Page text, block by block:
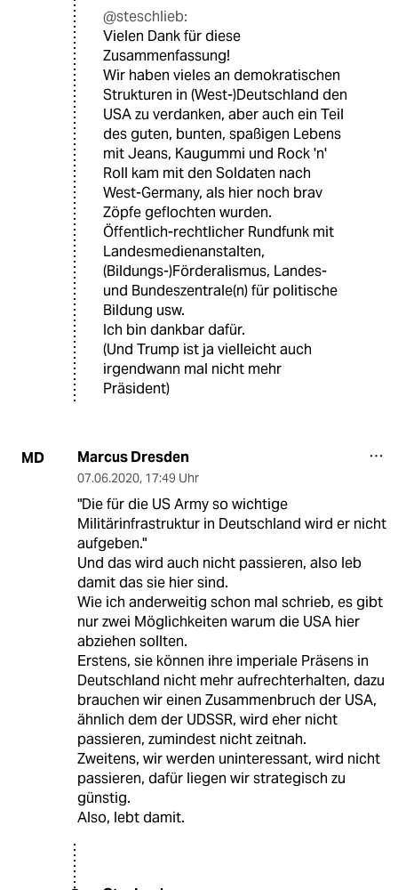
@steschlieb:
Vielen Dank für diese
Zusammenfassung!
Wir haben vieles an demokratischen
Strukturen in (West-)Deutschland den
USA zu verdanken, aber auch ein Teil
des guten, bunten, spaßigen Lebens
mit Jeans, Kaugummi und Rock 'n'
Roll kam mit den Soldaten nach
West-Germany, als hier noch brav
Zöpfe geflochten wurden.
Öffentlich-rechtlicher Rundfunk mit
Landesmedienanstalten,
(Bildungs-)Förderalismus, Landes-
und Bundeszentrale(n) für politische
Bildung usw.
Ich bin dankbar dafür.
(Und Trump ist ja vielleicht auch
irgendwann mal nicht mehr
Präsident)
MD Marcus Dresden
07.06.2020, 17:49 Uhr
"Die für die US Army so wichtige
Militärinfrastruktur in Deutschland wird er nicht
aufgeben."
Und das wird auch nicht passieren, also leb
damit das sie hier sind.
Wie ich anderweitig schon mal schrieb, es gibt
nur zwei Möglichkeiten warum die USA hier
abziehen sollten.
Erstens, sie können ihre imperiale Präsens in
Deutschland nicht mehr aufrechterhalten, dazu
brauchen wir einen Zusammenbruch der USA,
ähnlich dem der UDSSR, wird eher nicht
passieren, zumindest nicht zeitnah.
Zweitens, wir werden uninteressant, wird nicht
passieren, dafür liegen wir strategisch zu
günstig.
Also, lebt damit.